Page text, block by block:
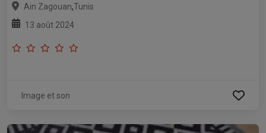
Ain Zagouan,Tunis
13 août 2024
Image et son